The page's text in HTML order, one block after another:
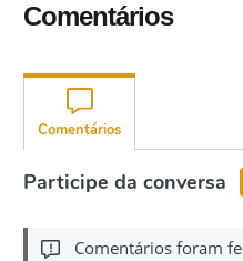
Comentários